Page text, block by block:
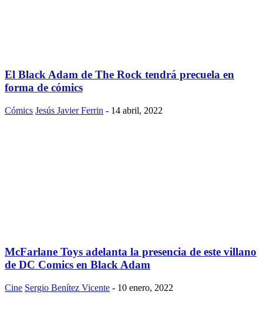
El Black Adam de The Rock tendrá precuela en
forma de cómics
Cómics Jesús Javier Ferrin - 14 abril, 2022
McFarlane Toys adelanta la presencia de este villano
de DC Comics en Black Adam
Cine Sergio Benítez Vicente - 10 enero, 2022